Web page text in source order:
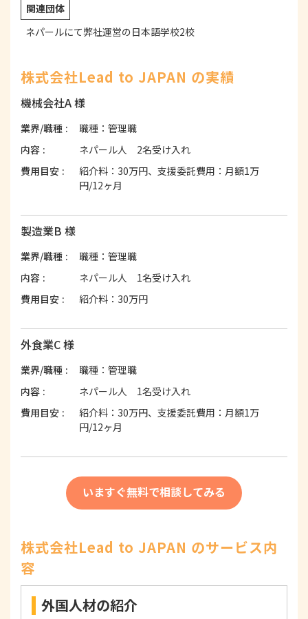
関連団体
ネパールにて弊社運営の日本語学校2校
株式会社Lead to JAPAN の実績
機械会社A 様
業界/職種
職種：管理職
内容
ネパール人 2名受け入れ
費用目安
紹介料：30万円、支援委託費用：月額1万
円/12ヶ月
製造業B 様
業界/職種
職種：管理職
内容
ネパール人 1名受け入れ
費用目安
紹介料：30万円
外食業C 様
業界/職種
職種：管理職
内容
ネパール人 1名受け入れ
費用目安
紹介料：30万円、支援委託費用：月額1万
円/12ヶ月
いますぐ無料で相談してみる
株式会社Lead to JAPAN のサービス内
容
外国人材の紹介